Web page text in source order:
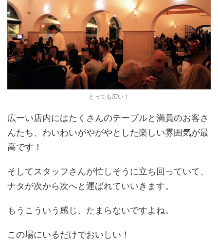
とっても広い！
広ーい店内にはたくさんのテーブルと満員のお客さ
んたち、わいわいがやがやとした楽しい雰囲気が最
高です！
そしてスタッフさんが忙しそうに立ち回っていて、
ナタが次から次へと運ばれていいきます。
もうこういう感じ、たまらないですよね。
この場にいるだけでおいしい！